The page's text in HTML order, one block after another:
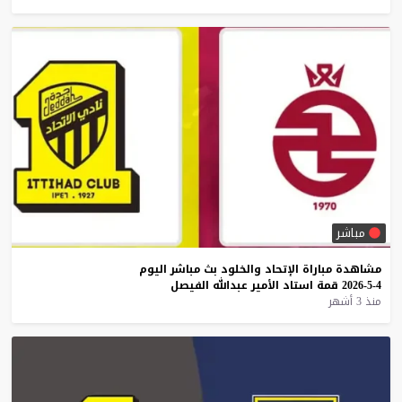
مباشر
مشاهدة مباراة الإتحاد والخلود بث مباشر اليوم
4-5-2026
قمة استاد الأمير عبدالله الفيصل
منذ 3 أشهر